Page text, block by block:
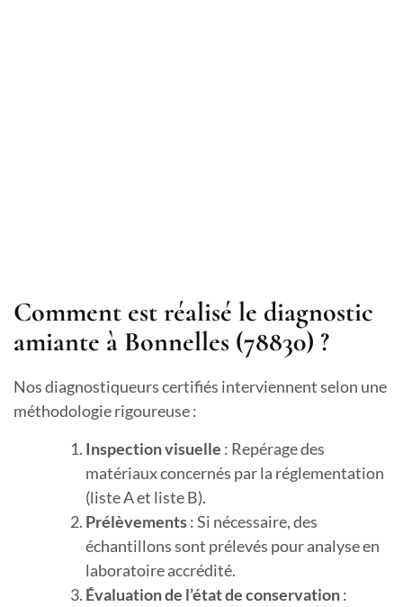
Comment est réalisé le diagnostic
amiante à Bonnelles (78830) ?
Nos diagnostiqueurs certifiés interviennent selon une
méthodologie rigoureuse :
Inspection visuelle : Repérage des
matériaux concernés par la réglementation
(liste A et liste B).
Prélèvements: Si nécessaire, des
échantillons sont prélevés pour analyse en
laboratoire accrédité.
Évaluation de l’état de conservation: